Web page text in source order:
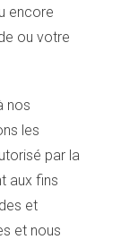
encore
ou votre
nos
les
par la
aux fins
et
et nous